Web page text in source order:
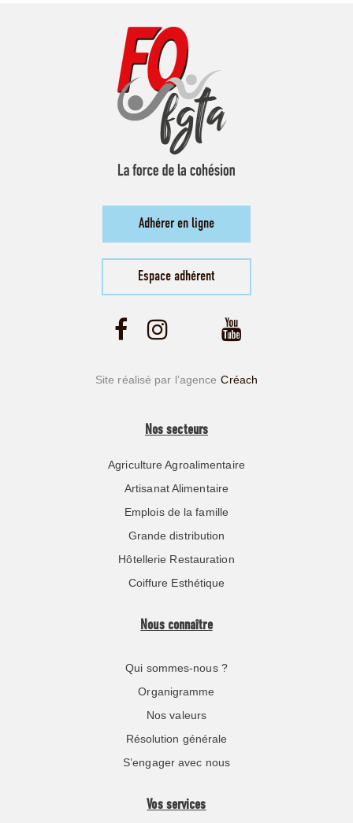
Adhérer en ligne
Espace adhérent
Site réalisé par l’agence Créach
Nos secteurs
Agriculture Agroalimentaire
Artisanat Alimentaire
Emplois de la famille
Grande distribution
Hôtellerie Restauration
Coiffure Esthétique
Nous connaître
Qui sommes-nous ?
Organigramme
Nos valeurs
Résolution générale
S’engager avec nous
Vos services